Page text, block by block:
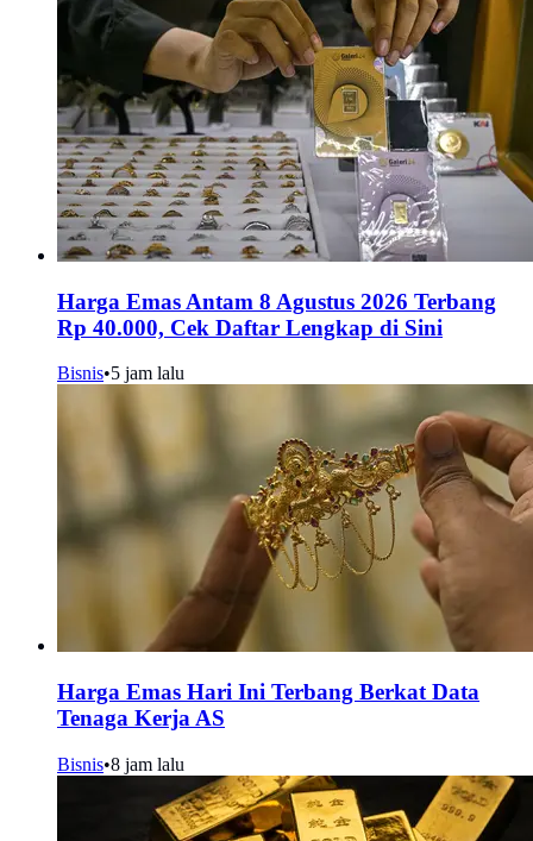
Harga Emas Antam 8 Agustus 2026 Terbang
Rp 40.000, Cek Daftar Lengkap di Sini
Bisnis•5 jam lalu
Harga Emas Hari Ini Terbang Berkat Data
Tenaga Kerja AS
Bisnis•8 jam lalu